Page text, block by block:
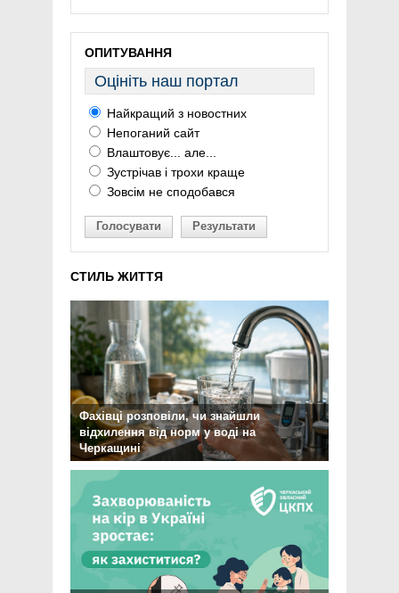
ОПИТУВАННЯ
Оцініть наш портал
Найкращий з новостних
Непоганий сайт
Влаштовує... але...
Зустрічав і трохи краще
Зовсім не сподобався
Голосувати Результати
СТИЛЬ ЖИТТЯ
Фахівці розповіли, чи знайшли
відхилення від норм у воді на
Черкащині